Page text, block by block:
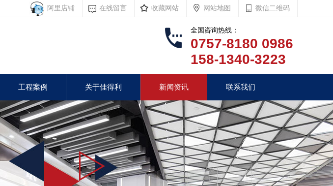
阿里店铺 在线留言 收藏网站 网站地图 微信二维码
全国咨询热线：
0757-8180 0986
158-1340-3223
工程案例 关于佳得利 新闻资讯 联系我们